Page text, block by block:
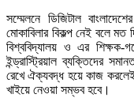
সম্মেলনে ডিজিটাল
মোকাবিলার বিকল্প নেই বলে মত
বিশ্ববিদ্যালয় ও এর শিক্ষক-
ইন্ড্রাস্ট্রিয়াল ব্যক্তিদের
রেখে ঐক্যবদ্ধ হয়ে কাজ করলেই
খাইয়ে নেওয়া সম্ভব হবে।